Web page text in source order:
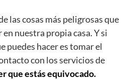
las cosas más peligrosas que
nuestra propia casa. Y si
puedes hacer es tomar el
con los servicios de
que estás equivocado.